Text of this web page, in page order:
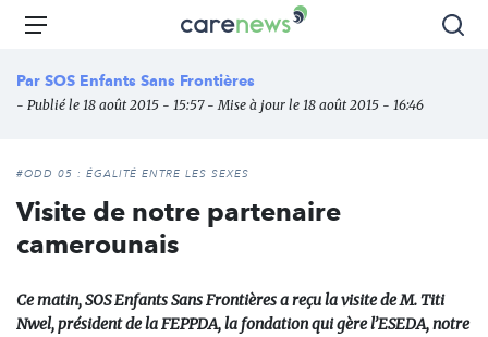
Aller
principal
Carenews,
média
des
l'engagement
Menu
Par SOS Enfants Sans Frontières
- Publié le 18 août 2015 - 15:57 - Mise à jour le 18 août 2015 - 16:46
#ODD 05 : ÉGALITÉ ENTRE LES SEXES
Visite de notre partenaire
camerounais
Ce matin, SOS Enfants Sans Frontières a reçu la visite de M. Titi
Nwel, président de la FEPPDA, la fondation qui gère l’ESEDA, notre